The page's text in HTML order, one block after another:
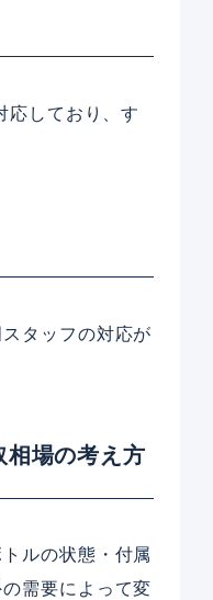
応しており、す
タッフの対応が
相場の考え方
ルの状態・付属
需要によって変